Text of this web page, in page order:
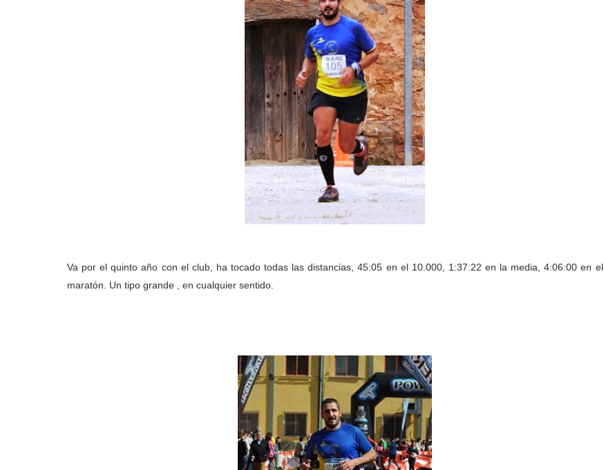
Va por el quinto año con el club, ha tocado todas las distancias, 45:05 en el 10.000, 1:37:22 en la media, 4:06:00 en el
maratón. Un tipo grande , en cualquier sentido.